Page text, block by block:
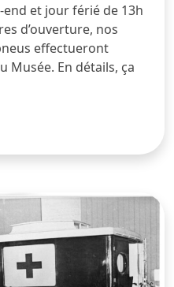
et jour férié de 13h
d’ouverture, nos
effectueront
Musée. En détails, ça